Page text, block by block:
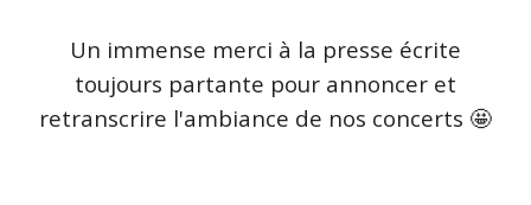
Un immense merci à la presse écrite
toujours partante pour annoncer et
retranscrire l'ambiance de nos concerts 🤩